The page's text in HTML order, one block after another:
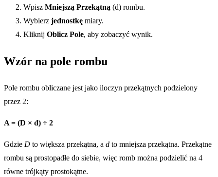
Wpisz Mniejszą Przekątną (d) rombu.
Wybierz jednostkę miary.
Kliknij Oblicz Pole, aby zobaczyć wynik.
Wzór na pole rombu
Pole rombu obliczane jest jako iloczyn przekątnych podzielony
przez 2:
A = (D × d) ÷ 2
Gdzie D to większa przekątna, a d to mniejsza przekątna. Przekątne
rombu są prostopadłe do siebie, więc romb można podzielić na 4
równe trójkąty prostokątne.